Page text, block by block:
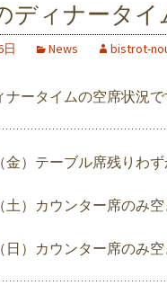
ディナータイ
日 News bistrot-
ータイムの空席状況で
金）テーブル席残りわ
土）カウンター席のみ空
日）カウンター席のみ空